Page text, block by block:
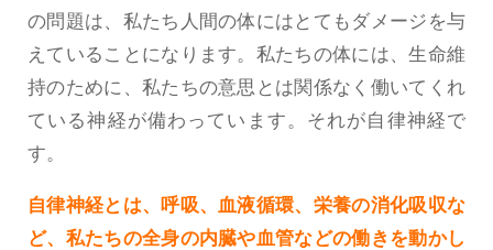
の問題は、私たち人間の体にはとてもダメージを与
えていることになります。私たちの体には、生命維
持のために、私たちの意思とは関係なく働いてくれ
ている神経が備わっています。それが自律神経で
す。
自律神経とは、呼吸、血液循環、栄養の消化吸収な
ど、私たちの全身の内臓や血管などの働きを動かし